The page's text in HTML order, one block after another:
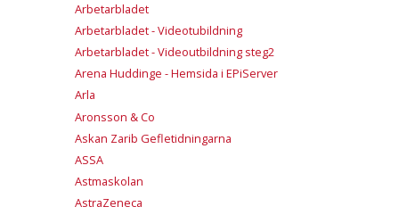
Arbetarbladet
Arbetarbladet - Videotubildning
Arbetarbladet - Videoutbildning steg2
Arena Huddinge - Hemsida i EPiServer
Arla
Aronsson & Co
Askan Zarib Gefletidningarna
ASSA
Astmaskolan
AstraZeneca